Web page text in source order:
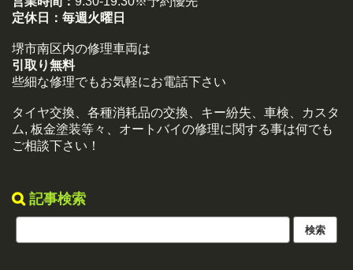
定休日： 毎週火曜日
堺市南区内の修理車両は
引取り無料
些細な修理でもお気軽にお電話下さい
タイヤ交換、各種消耗品の交換、キー紛失、車検、カスタ
ム, 板金塗装等々、オートバイの修理に関する事は何でも
ご相談下さい！
記事検索